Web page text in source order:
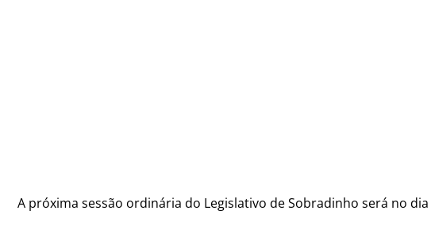
A próxima sessão ordinária do Legislativo de Sobradinho será no dia